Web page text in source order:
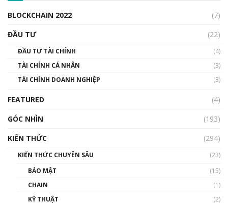
00:02:14
Nhìn lại năm 2022: Những sự kiện ảnh hưởng
đến hệ sinh thái tiền mã hoá | Phổ cập
BLOCKCHAIN 2022
(7)
ĐẦU TƯ
(22)
ĐẦU TƯ TÀI CHÍNH
(4)
TÀI CHÍNH CÁ NHÂN
(3)
TÀI CHÍNH DOANH NGHIỆP
(3)
FEATURED
(4)
GÓC NHÌN
(193)
KIẾN THỨC
(294)
KIẾN THỨC CHUYÊN SÂU
(23)
BẢO MẬT
(15)
CHAIN
(1)
KỸ THUẬT
(2)